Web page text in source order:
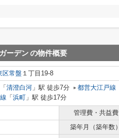
ーデンの物件概要
区常盤 １丁目19-8
「 清澄白河 」駅 徒歩7分 都営大江戸線
「 浜町 」駅 徒歩17分
管理費・共益費
築年月（築年数）